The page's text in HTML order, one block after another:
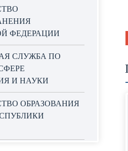
ФЕДЕРАЦИИ
СЛУЖБА ПО
И НАУКИ
ОБРАЗОВАНИЯ